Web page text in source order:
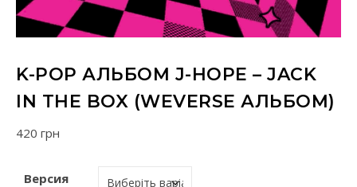
K-POP АЛЬБОМ J-HOPE – JACK
IN THE BOX (WEVERSE АЛЬБОМ)
420 грн
Версия